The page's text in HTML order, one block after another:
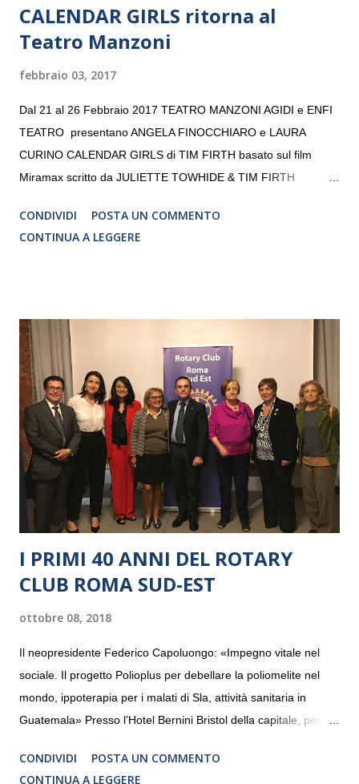
CALENDAR GIRLS ritorna al
Teatro Manzoni
febbraio 03, 2017
Dal 21 al 26 Febbraio 2017 TEATRO MANZONI AGIDI e ENFI
TEATRO presentano ANGELA FINOCCHIARO e LAURA
CURINO CALENDAR GIRLS di TIM FIRTH basato sul film
Miramax scritto da JULIETTE TOWHIDE & TIM FIRTH
CRISTINA PEZZOLI
CONDIVIDI
POSTA UN COMMENTO
CONTINUA A LEGGERE
I PRIMI 40 ANNI DEL ROTARY
CLUB ROMA SUD-EST
ottobre 08, 2018
Il neopresidente Federico Capoluongo: «Impegno vitale nel
sociale. Il progetto Polioplus per debellare la poliomelite nel
mondo, ippoterapia per i malati di Sla, attività sanitaria in
Guatemala» Presso l’Hotel Bernini Bristol della capitale, per la
programmazione del Rotary Club Roma Sud-Est che festeggia
CONDIVIDI
POSTA UN COMMENTO
CONTINUA A LEGGERE